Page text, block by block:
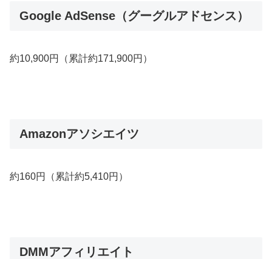
Google AdSense（グーグルアドセンス）
約10,900円（累計約171,900円）
Amazonアソシエイツ
約160円（累計約5,410円）
DMMアフィリエイト